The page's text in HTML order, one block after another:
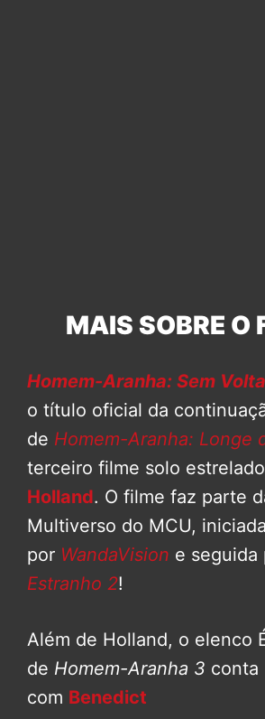
MAIS SOBRE O
Homem-Aranha: Sem
o título oficial da
de Homem-Aranha: Longe
terceiro filme solo
Holland. O filme faz parte
Multiverso do MCU, iniciada
por WandaVision e seguida
Estranho 2!
Além de Holland, o elenco
de Homem-Aranha 3 conta
com Benedict